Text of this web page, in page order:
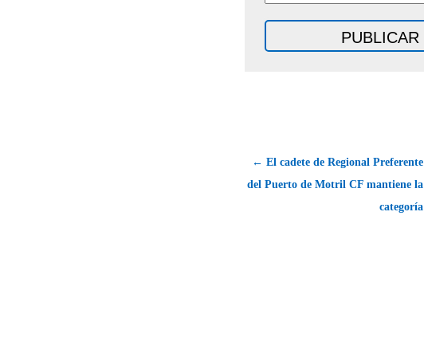
← El cadete de Regional Preferente
del Puerto de Motril CF mantiene la
categoría